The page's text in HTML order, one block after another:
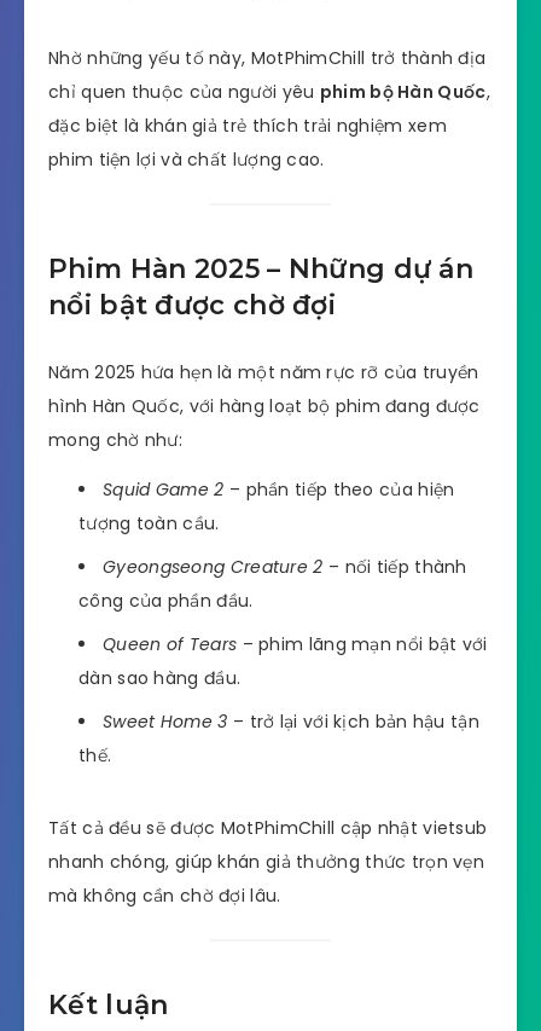
Nhờ những yếu tố này, MotPhimChill trở thành địa
chỉ quen thuộc của người yêu phim bộ Hàn Quốc,
đặc biệt là khán giả trẻ thích trải nghiệm xem
phim tiện lợi và chất lượng cao.
Phim Hàn 2025 – Những dự án
nổi bật được chờ đợi
Năm 2025 hứa hẹn là một năm rực rỡ của truyền
hình Hàn Quốc, với hàng loạt bộ phim đang được
mong chờ như:
Squid Game 2 – phần tiếp theo của hiện
tượng toàn cầu.
Gyeongseong Creature 2 – nối tiếp thành
công của phần đầu.
Queen of Tears – phim lãng mạn nổi bật với
dàn sao hàng đầu.
Sweet Home 3 – trở lại với kịch bản hậu tận
thế.
Tất cả đều sẽ được MotPhimChill cập nhật vietsub
nhanh chóng, giúp khán giả thưởng thức trọn vẹn
mà không cần chờ đợi lâu.
Kết luận